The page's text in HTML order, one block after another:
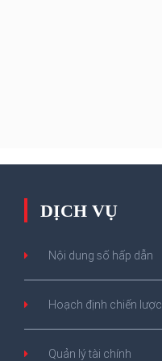
DỊCH VỤ
Nội dung số hấp dẫn
Hoạch định chiến lược
Quản lý tài chính